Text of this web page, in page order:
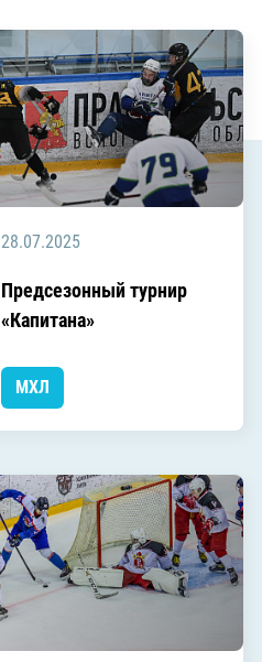
Северсталь
ЦСКА
Шанхайские Драконы
28.07.2025
Предсезонный турнир
«Капитана»
МХЛ